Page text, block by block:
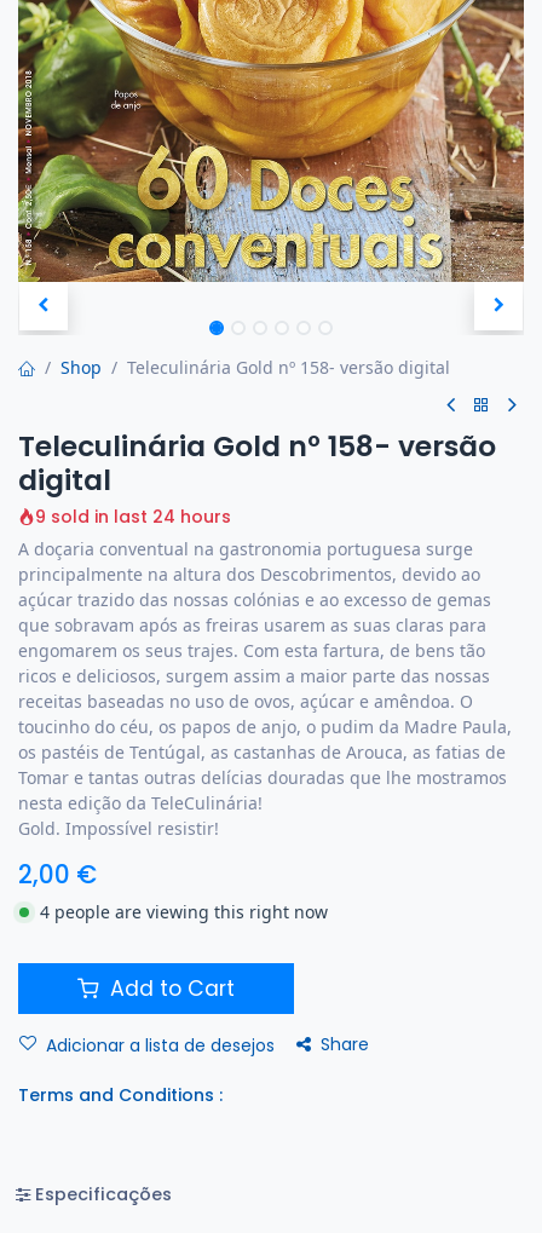
Shop Teleculinária Gold nº 158- versão digital
Teleculinária Gold nº 158- versão
digital
9 sold in last 24 hours
A doçaria conventual na gastronomia portuguesa surge
principalmente na altura dos Descobrimentos, devido ao
açúcar trazido das nossas colónias e ao excesso de gemas
que sobravam após as freiras usarem as suas claras para
engomarem os seus trajes. Com esta fartura, de bens tão
ricos e deliciosos, surgem assim a maior parte das nossas
receitas baseadas no uso de ovos, açúcar e amêndoa. O
toucinho do céu, os papos de anjo, o pudim da Madre Paula,
os pastéis de Tentúgal, as castanhas de Arouca, as fatias de
Tomar e tantas outras delícias douradas que lhe mostramos
nesta edição da TeleCulinária!
Gold. Impossível resistir!
2,00 €
4 people are viewing this right now
Add to Cart
Adicionar a lista de desejos Share
Terms and Conditions :
Especificações